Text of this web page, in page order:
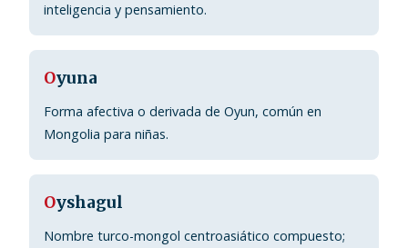
inteligencia y pensamiento.
Oyuna
Forma afectiva o derivada de Oyun, común en
Mongolia para niñas.
Oyshagul
Nombre turco-mongol centroasiático compuesto;